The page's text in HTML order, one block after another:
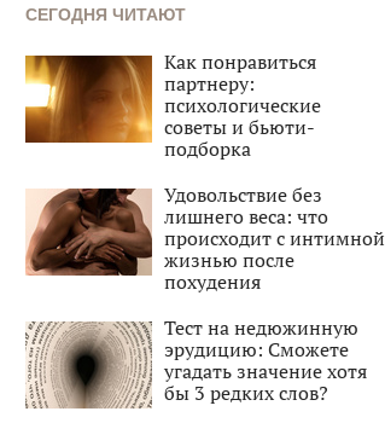
СЕГОДНЯ ЧИТАЮТ
Как понравиться
партнеру:
психологические
советы и бьюти-
подборка
Удовольствие без
лишнего веса: что
происходит с интимной
жизнью после
похудения
Тест на недюжинную
эрудицию: Сможете
угадать значение хотя
бы 3 редких слов?